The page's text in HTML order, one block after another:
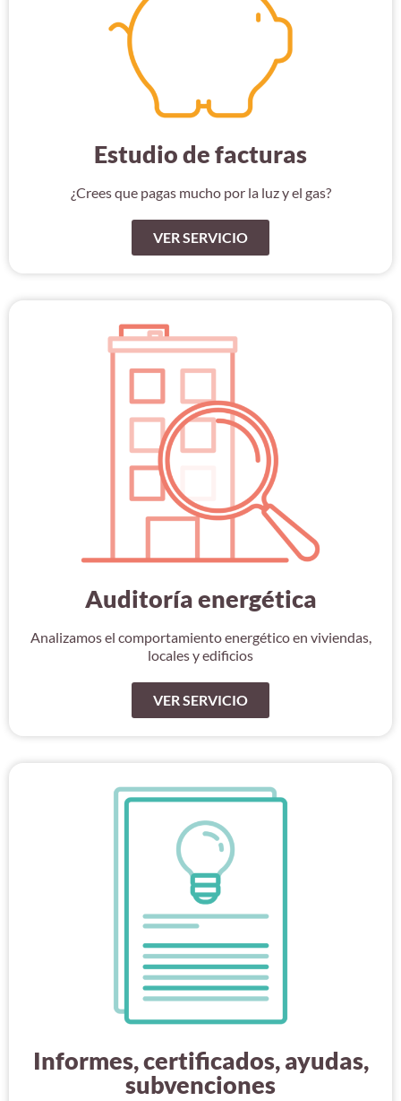
Estudio de facturas
¿Crees que pagas mucho por la luz y el gas?
VER SERVICIO
Auditoría energética
Analizamos el comportamiento energético en viviendas,
locales y edificios
VER SERVICIO
Informes, certificados, ayudas,
subvenciones